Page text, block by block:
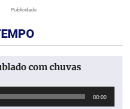
Publicidade
com chuvas
00:00